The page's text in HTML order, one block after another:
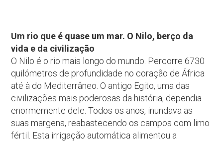
Um rio que é quase um mar. O Nilo, berço da
vida e da civilização
O Nilo é o rio mais longo do mundo. Percorre 6730
quilómetros de profundidade no coração de África
até à do Mediterrâneo. O antigo Egito, uma das
civilizações mais poderosas da história, dependia
enormemente dele. Todos os anos, inundava as
suas margens, reabastecendo os campos com limo
fértil. Esta irrigação automática alimentou a